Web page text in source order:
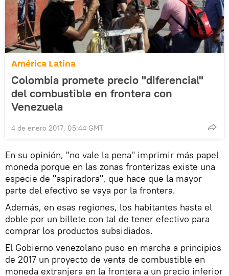
América Latina
Colombia promete precio "diferencial"
del combustible en frontera con
Venezuela
4 de enero 2017, 05:44 GMT
En su opinión, "no vale la pena" imprimir más papel
moneda porque en las zonas fronterizas existe una
especie de "aspiradora", que hace que la mayor
parte del efectivo se vaya por la frontera.
Además, en esas regiones, los habitantes hasta el
doble por un billete con tal de tener efectivo para
comprar los productos subsidiados.
El Gobierno venezolano puso en marcha a principios
de 2017 un proyecto de venta de combustible en
moneda extranjera en la frontera a un precio inferior